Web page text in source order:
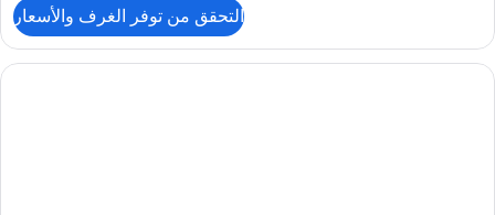
Family
Concierge
Junior
التحقق من توفر الغرف والأسعار